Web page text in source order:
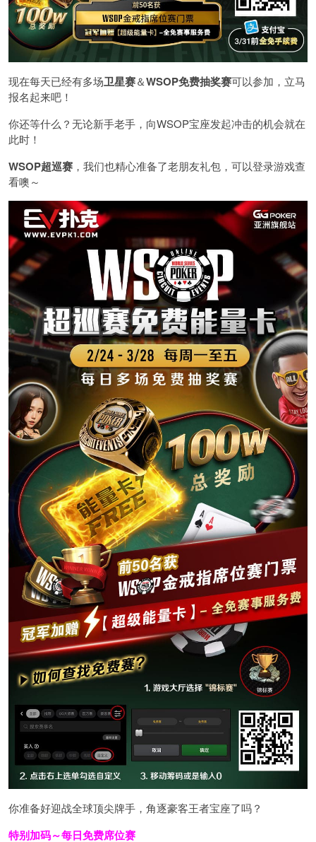
现在每天已经有多场卫星赛＆WSOP免费抽奖赛可以参加，立马
报名起来吧！
你还等什么？无论新手老手，向WSOP宝座发起冲击的机会就在
此时！
WSOP超巡赛 ，我们也精心准备了老朋友礼包，可以登录游戏查
看噢～
你准备好迎战全球顶尖牌手，角逐豪客王者宝座了吗？
特别加码～每日免费席位赛